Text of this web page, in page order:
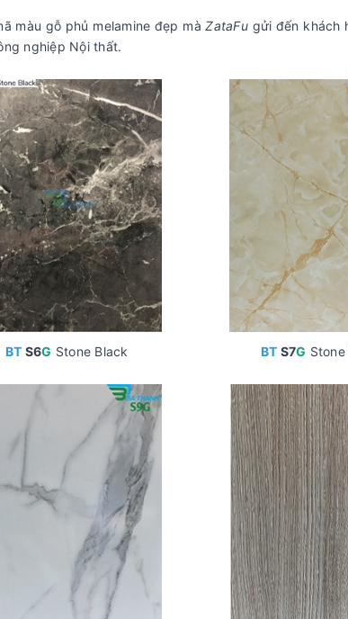
màu gỗ phủ melamine đẹp màZataFugửi đến khách
nghiệp Nội thất.
BT S6G Stone Black BT S7G Stone